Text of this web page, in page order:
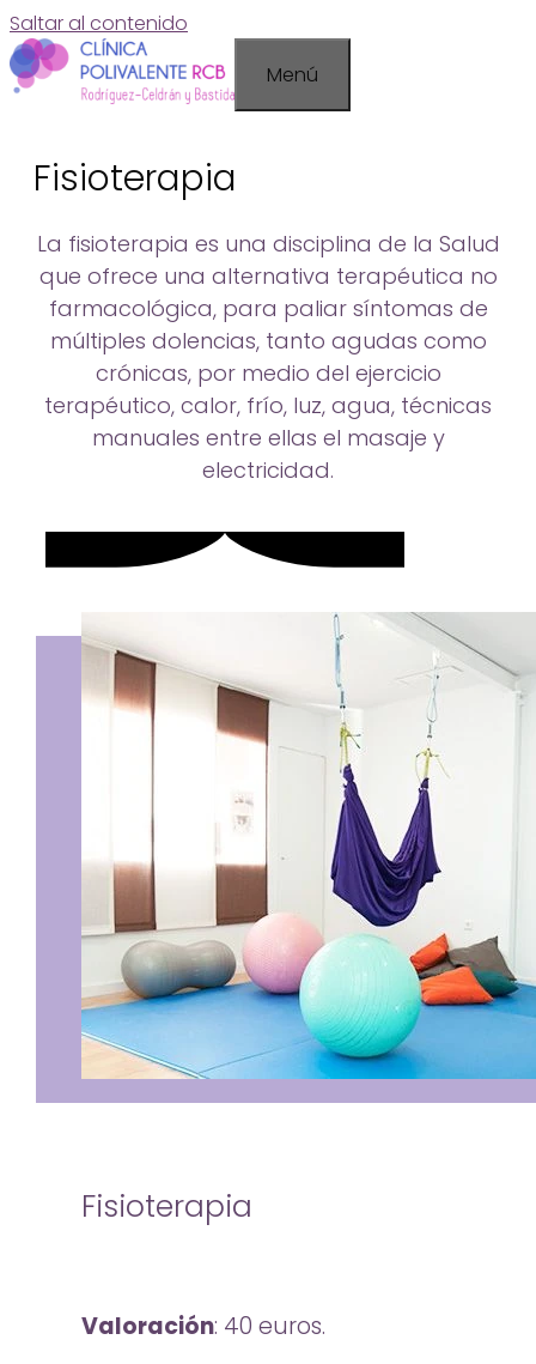
Saltar al contenido
Menú
Fisioterapia
La fisioterapia es una disciplina de la Salud
que ofrece una alternativa terapéutica no
farmacológica, para paliar síntomas de
múltiples dolencias, tanto agudas como
crónicas, por medio del ejercicio
terapéutico, calor, frío, luz, agua, técnicas
manuales entre ellas el masaje y
electricidad.
Fisioterapia
Valoración: 40 euros.